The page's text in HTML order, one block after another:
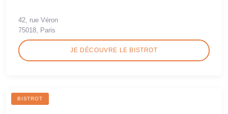
42, rue Véron
75018, Paris
JE DÉCOUVRE LE BISTROT
BISTROT